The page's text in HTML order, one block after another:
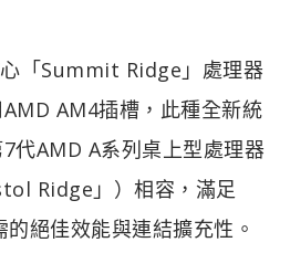
「Summit Ridge」處理器
AM4插槽，此種全新統
代AMD A系列桌上型處理器
Ridge」）相容，滿足
絕佳效能與連結擴充性。